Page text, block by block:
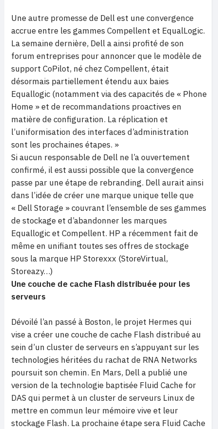
Une autre promesse de Dell est une convergence
accrue entre les gammes Compellent et EqualLogic.
La semaine dernière, Dell a ainsi profité de son
forum entreprises pour annoncer que le modèle de
support CoPilot, né chez Compellent, était
désormais partiellement étendu aux baies
Equallogic (notamment via des capacités de « Phone
Home » et de recommandations proactives en
matière de configuration. La réplication et
l’uniformisation des interfaces d’administration
sont les prochaines étapes. »
Si aucun responsable de Dell ne l’a ouvertement
confirmé, il est aussi possible que la convergence
passe par une étape de rebranding. Dell aurait ainsi
dans l’idée de créer une marque unique telle que
« Dell Storage » couvrant l’ensemble de ses gammes
de stockage et d’abandonner les marques
Equallogic et Compellent. HP a récemment fait de
même en unifiant toutes ses offres de stockage
sous la marque HP Storexxx (StoreVirtual,
Storeazy…)
Une couche de cache Flash distribuée pour les
serveurs
Dévoilé l’an passé à Boston, le projet Hermes qui
vise a créer une couche de cache Flash distribué au
sein d’un cluster de serveurs en s’appuyant sur les
technologies héritées du rachat de RNA Networks
poursuit son chemin. En Mars, Dell a publié une
version de la technologie baptisée Fluid Cache for
DAS qui permet à un cluster de serveurs Linux de
mettre en commun leur mémoire vive et leur
stockage Flash. La prochaine étape sera Fluid Cache